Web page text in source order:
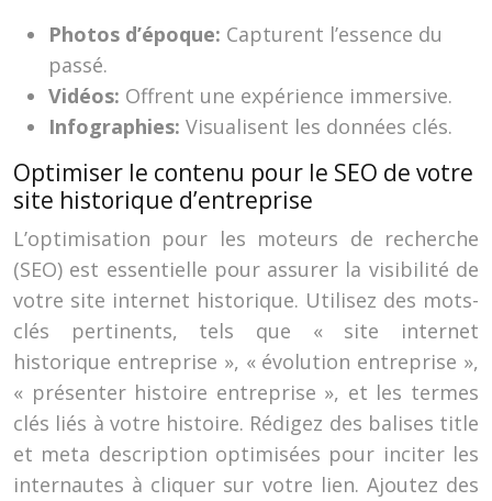
Photos d’époque: Capturent l’essence du
passé.
Vidéos: Offrent une expérience immersive.
Infographies: Visualisent les données clés.
Optimiser le contenu pour le SEO de votre
site historique d’entreprise
L’optimisation pour les moteurs de recherche
(SEO) est essentielle pour assurer la visibilité de
votre site internet historique. Utilisez des mots-
clés pertinents, tels que « site internet
historique entreprise », « évolution entreprise »,
« présenter histoire entreprise », et les termes
clés liés à votre histoire. Rédigez des balises title
et meta description optimisées pour inciter les
internautes à cliquer sur votre lien. Ajoutez des